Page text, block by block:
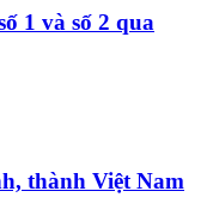
1 và số 2 qua
thành Việt Nam